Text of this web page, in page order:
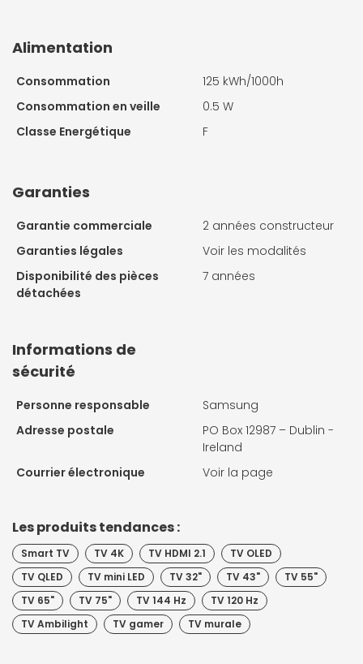
Alimentation
Consommation
125 kWh/1000h
Consommation en veille
0.5 W
Classe Energétique
F
Garanties
Garantie commerciale
2 années constructeur
Garanties légales
Voir les modalités
Disponibilité des pièces
détachées
7 années
Informations de
sécurité
Personne responsable
Samsung
Adresse postale
PO Box 12987 – Dublin -
Ireland
Courrier électronique
Voir la page
Les produits tendances :
Smart TV TV 4K TV HDMI 2.1
TV OLED
TV QLED
TV mini LED TV 32" TV 43"
TV 55"
TV 65"
TV 75" TV 144 Hz
TV 120 Hz
TV Ambilight
TV gamer TV murale